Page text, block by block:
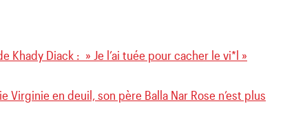
Khady Diack : » Je l’ai tuée pour cacher le vi*l »
Virginie en deuil, son père Balla Nar Rose n’est plus